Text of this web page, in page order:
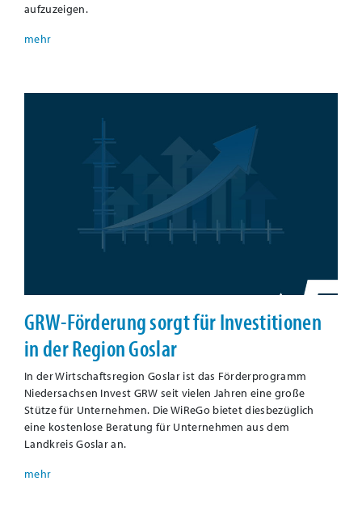
aufzuzeigen.
GRW-Förderung sorgt für Investitionen
in der Region Goslar
In der Wirtschaftsregion Goslar ist das Förderprogramm
Niedersachsen Invest GRW seit vielen Jahren eine große
Stütze für Unternehmen. Die WiReGo bietet diesbezüglich
eine kostenlose Beratung für Unternehmen aus dem
Landkreis Goslar an.